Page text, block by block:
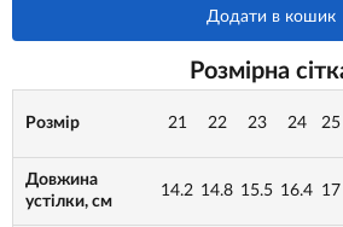
Додати в кошик
Розмірна
Розмір 21 22 23 24 25
Довжина
устілки, см
14.2 14.8 15.5 16.4 17